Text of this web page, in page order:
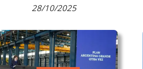
28/10/2025